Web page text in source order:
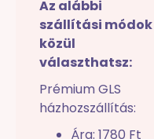
Az alábbi
szállítási módok
közül
választhatsz:
Prémium GLS
házhozszállítás:
Ára: 1780 Ft